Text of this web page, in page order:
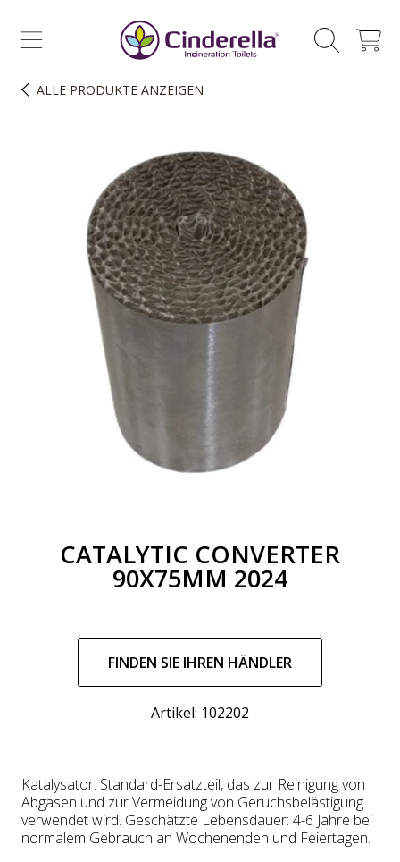
ZUM INHALT SPRINGEN
CINDERELLA ECO SALES AS
WAGEN
ALLE PRODUKTE ANZEIGEN
CATALYTIC CONVERTER
90X75MM 2024
Preis
FINDEN SIE IHREN HÄNDLER
Artikel: 102202
Katalysator. Standard-Ersatzteil, das zur Reinigung von
Abgasen und zur Vermeidung von Geruchsbelästigung
verwendet wird. Geschätzte Lebensdauer: 4-6 Jahre bei
normalem Gebrauch an Wochenenden und Feiertagen.